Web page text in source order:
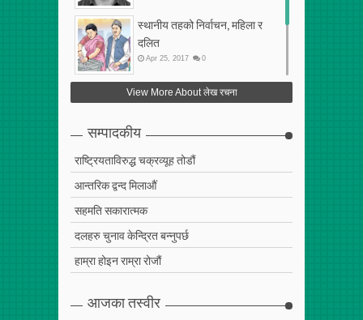
स्थानीय तहको निर्वाचन, महिला र
दलित
Apr 25 2017 0
फेरि अर्को गलत सहमति
View More About लेख रचना
सम्पादकीय
राष्ट्रियताविरुद्ध चक्रव्यूह तोडौं
आन्तरिक द्वन्द मिलाऔं
सहमति सकारात्मक
दलहरु चुनाव केन्द्रित बन्नुपर्छ
हाम्रा होइन राम्रा रोजौं
आजका तस्वीर